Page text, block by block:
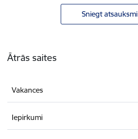
Sniegt atsauksmi
Ātrās saites
Vakances
Iepirkumi